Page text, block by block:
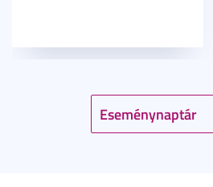
Eseménynaptár